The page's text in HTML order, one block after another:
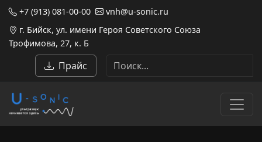
+7 (913) 081-00-00
vnh@u-sonic.ru
г. Бийск, ул. имени Героя Советского Союза
Трофимова, 27, к. Б
Прайс